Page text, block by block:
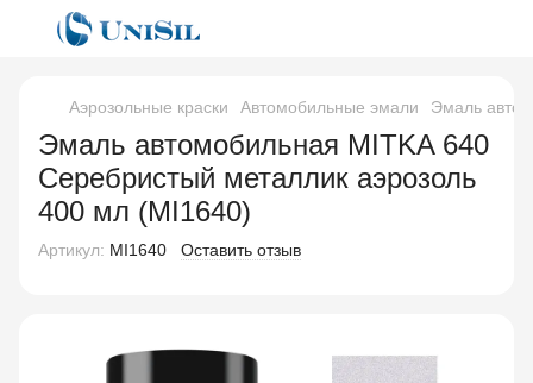
Аэрозольные краски Автомобильные эмали Эмаль
Эмаль автомобильная MITKA 640
Серебристый металлик аэрозоль
400 мл (MI1640)
Артикул: MI1640 Оставить отзыв